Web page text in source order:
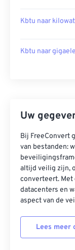
Kbtu naar
Kbtu naar
Uw
Bij FreeConvert
van bestanden:
altijd veilig zijn,
converteert. Met
datacenters en
aspect van de
Lees meer